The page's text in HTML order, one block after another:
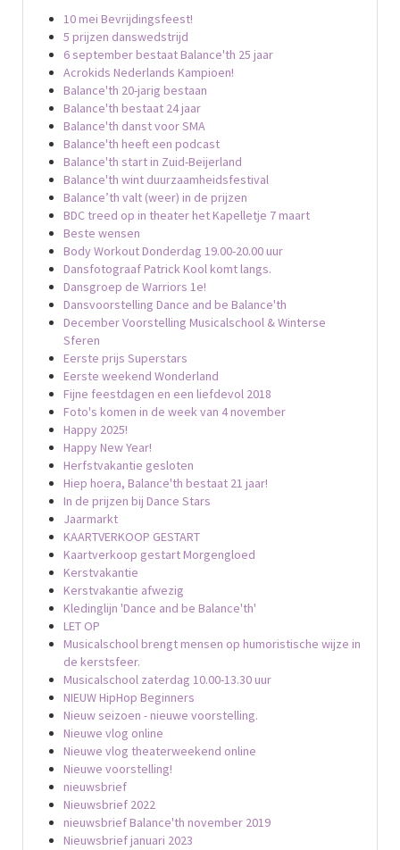
10 mei Bevrijdingsfeest!
5 prijzen danswedstrijd
6 september bestaat Balance'th 25 jaar
Acrokids Nederlands Kampioen!
Balance'th 20-jarig bestaan
Balance'th bestaat 24 jaar
Balance'th danst voor SMA
Balance'th heeft een podcast
Balance'th start in Zuid-Beijerland
Balance'th wint duurzaamheidsfestival
Balance’th valt (weer) in de prijzen
BDC treed op in theater het Kapelletje 7 maart
Beste wensen
Body Workout Donderdag 19.00-20.00 uur
Dansfotograaf Patrick Kool komt langs.
Dansgroep de Warriors 1e!
Dansvoorstelling Dance and be Balance'th
December Voorstelling Musicalschool & Winterse
Sferen
Eerste prijs Superstars
Eerste weekend Wonderland
Fijne feestdagen en een liefdevol 2018
Foto's komen in de week van 4 november
Happy 2025!
Happy New Year!
Herfstvakantie gesloten
Hiep hoera, Balance'th bestaat 21 jaar!
In de prijzen bij Dance Stars
Jaarmarkt
KAARTVERKOOP GESTART
Kaartverkoop gestart Morgengloed
Kerstvakantie
Kerstvakantie afwezig
Kledinglijn 'Dance and be Balance'th'
LET OP
Musicalschool brengt mensen op humoristische wijze in
de kerstsfeer.
Musicalschool zaterdag 10.00-13.30 uur
NIEUW HipHop Beginners
Nieuw seizoen - nieuwe voorstelling.
Nieuwe vlog online
Nieuwe vlog theaterweekend online
Nieuwe voorstelling!
nieuwsbrief
Nieuwsbrief 2022
nieuwsbrief Balance'th november 2019
Nieuwsbrief januari 2023